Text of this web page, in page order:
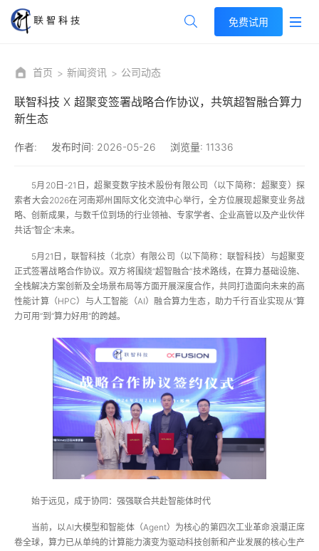
免费试用
首页 新闻资讯 公司动态
联智科技 X 超聚变签署战略合作协议，共筑超智融合算力
新生态
作者: 发布时间: 2026-05-26 浏览量: 11336
5月20日-21日，超聚变数字技术股份有限公司（以下简称：超聚变）探
索者大会2026在河南郑州国际文化交流中心举行，全方位展现超聚变业务战
略、创新成果，与数千位到场的行业领袖、专家学者、企业高管以及产业伙伴
共话“智企”未来。
5月21日，联智科技（北京）有限公司（以下简称：联智科技）与超聚变
正式签署战略合作协议。双方将围绕“超智融合”技术路线，在算力基础设施、
全栈解决方案创新及全场景布局等方面开展深度合作，共同打造面向未来的高
性能计算（HPC）与人工智能（AI）融合算力生态，助力千行百业实现从“算
力可用”到“算力好用”的跨越。
始于远见，成于协同：强强联合共赴智能体时代
当前，以AI大模型和智能体（Agent）为核心的第四次工业革命浪潮正席
卷全球，算力已从单纯的计算能力演变为驱动科技创新和产业发展的核心生产